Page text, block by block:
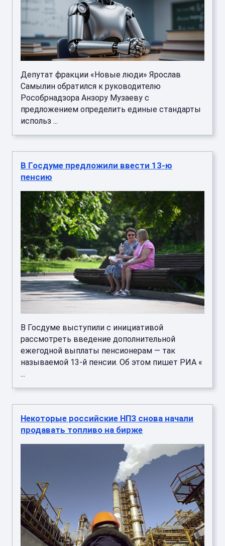
Депутат фракции «Новые люди» Ярослав
Самылин обратился к руководителю
Рособрнадзора Анзору Музаеву с
предложением определить единые стандарты
использ ...
В Госдуме предложили ввести 13-ю
пенсию
В Госдуме выступили с инициативой
рассмотреть введение дополнительной
ежегодной выплаты пенсионерам — так
называемой 13-й пенсии. Об этом пишет РИА «
...
Некоторые российские НПЗ снова начали
продавать топливо на бирже